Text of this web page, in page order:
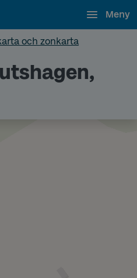
Meny
och zonkarta